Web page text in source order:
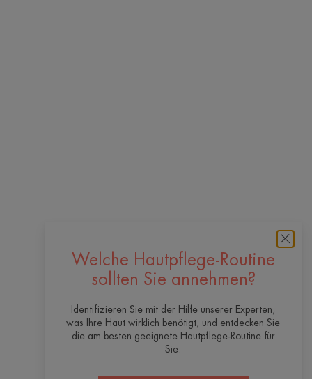
Welche Hautpflege-Routine
sollten Sie annehmen?
Identifizieren Sie mit der Hilfe unserer Experten,
was Ihre Haut wirklich benötigt, und entdecken Sie
die am besten geeignete Hautpflege-Routine für
Sie.